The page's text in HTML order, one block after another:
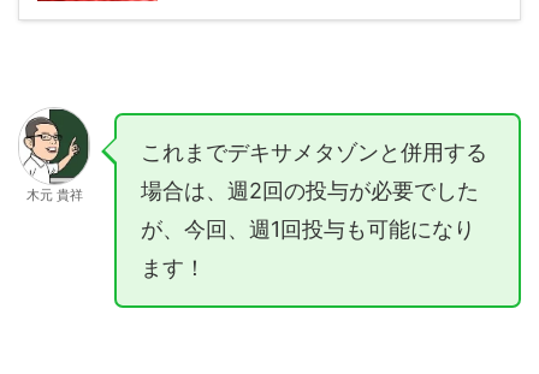
木元 貴祥
これまでデキサメタゾンと併用する
場合は、週2回の投与が必要でした
が、今回、週1回投与も可能になり
ます！